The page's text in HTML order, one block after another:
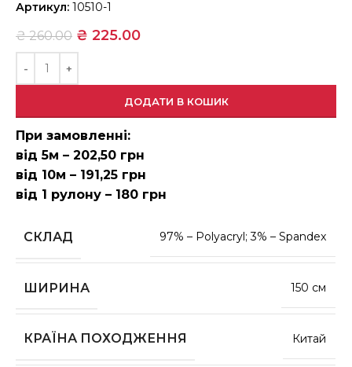
Артикул:10510-1
₴260.00 ₴ 225.00
ДОДАТИ В КОШИК
При замовленні:
від 5м – 202,50 грн
від 10м – 191,25 грн
від 1 рулону – 180 грн
СКЛАД 97% – Polyacryl; 3% – Spandex
ШИРИНА 150 см
КРАЇНА ПОХОДЖЕННЯ Китай